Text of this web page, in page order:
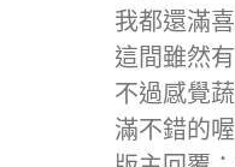
我都還滿
這間雖然有
不過感覺
滿不錯的喔